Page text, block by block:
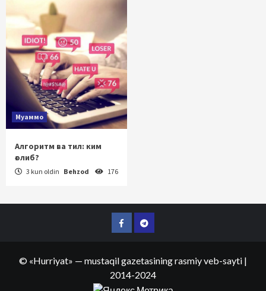
Муаммо
Алгоритм ва тил: ким
ғолиб?
3 kun oldin Behzod 176
FacebookTelegram
© «Hurriyat» — mustaqil gazetasining rasmiy veb-sayti |
2014-2024